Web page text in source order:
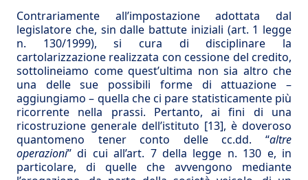
Contrariamente all’impostazione adottata dal
legislatore che, sin dalle battute iniziali (art. 1 legge
n. 130/1999), si cura di disciplinare la
cartolarizzazione realizzata con cessione del credito,
sottolineiamo come quest’ultima non sia altro che
una delle sue possibili forme di attuazione –
aggiungiamo – quella che ci pare statisticamente più
ricorrente nella prassi. Pertanto, ai fini di una
ricostruzione generale dell’istituto [13], è doveroso
quantomeno tener conto delle cc.dd. “altre
operazioni” di cui all’art. 7 della legge n. 130 e, in
particolare, di quelle che avvengono mediante